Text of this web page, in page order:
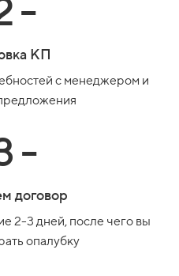
-
КП
с менеджером и
-
договор
2-3 дней, после чего вы
опалубку